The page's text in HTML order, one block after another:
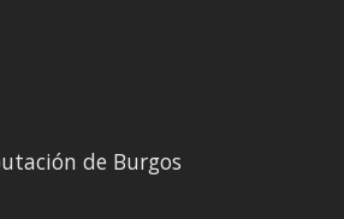
de Burgos